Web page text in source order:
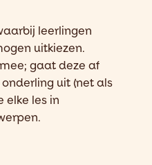
leerlingen
uitkiezen.
gaat deze af
uit (net als
elke les in